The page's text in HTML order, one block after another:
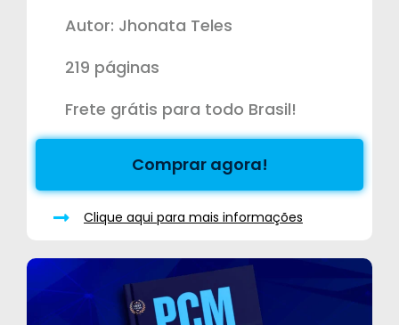
Autor: Jhonata Teles
219 páginas
Frete grátis para todo Brasil!
Comprar agora!
Clique aqui para mais informações